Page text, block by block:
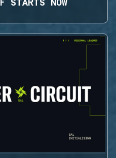
STARTS NOW